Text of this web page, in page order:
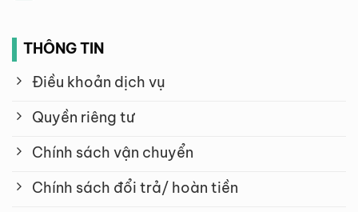
THÔNG TIN
Điều khoản dịch vụ
Quyền riêng tư
Chính sách vận chuyển
Chính sách đổi trả/ hoàn tiền